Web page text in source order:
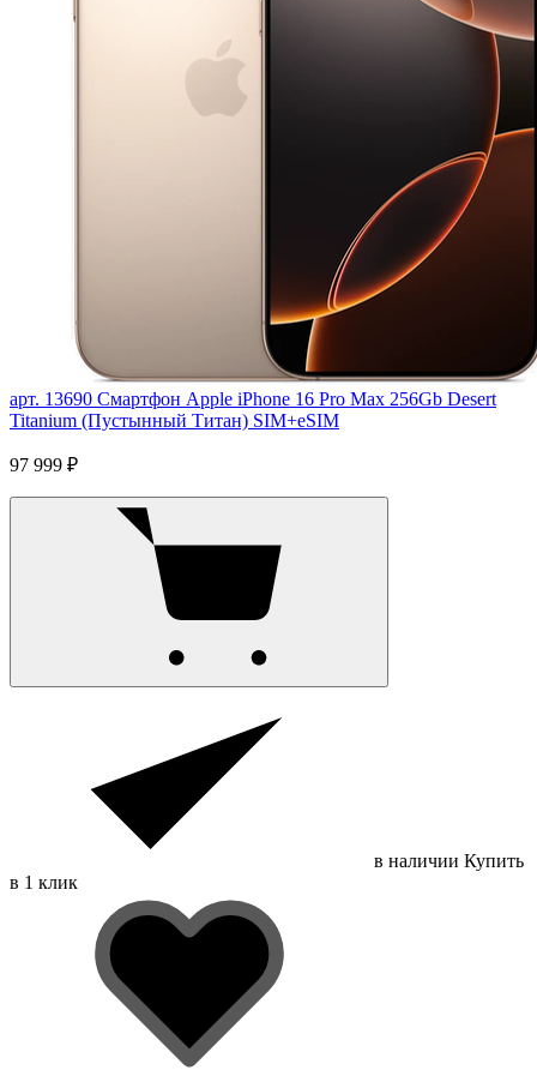
арт. 13690 Смартфон Apple iPhone 16 Pro Max 256Gb Desert
Titanium (Пустынный Титан) SIM+eSIM
97 999 ₽
в наличии Купить
в 1 клик